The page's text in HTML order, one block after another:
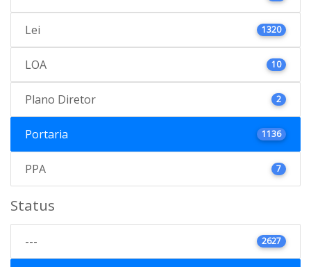
Lei 1320
LOA 10
Plano Diretor 2
Portaria 1136
PPA 7
Status
--- 2627